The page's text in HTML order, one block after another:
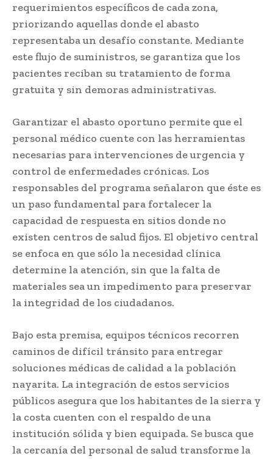
requerimientos específicos de cada zona,
priorizando aquellas donde el abasto
representaba un desafío constante. Mediante
este flujo de suministros, se garantiza que los
pacientes reciban su tratamiento de forma
gratuita y sin demoras administrativas.
Garantizar el abasto oportuno permite que el
personal médico cuente con las herramientas
necesarias para intervenciones de urgencia y
control de enfermedades crónicas. Los
responsables del programa señalaron que éste es
un paso fundamental para fortalecer la
capacidad de respuesta en sitios donde no
existen centros de salud fijos. El objetivo central
se enfoca en que sólo la necesidad clínica
determine la atención, sin que la falta de
materiales sea un impedimento para preservar
la integridad de los ciudadanos.
Bajo esta premisa, equipos técnicos recorren
caminos de difícil tránsito para entregar
soluciones médicas de calidad a la población
nayarita. La integración de estos servicios
públicos asegura que los habitantes de la sierra y
la costa cuenten con el respaldo de una
institución sólida y bien equipada. Se busca que
la cercanía del personal de salud transforme la